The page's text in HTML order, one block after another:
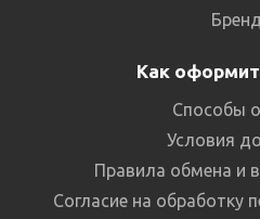
Как
Способы
Условия
Правила обмена и
Согласие на обработку